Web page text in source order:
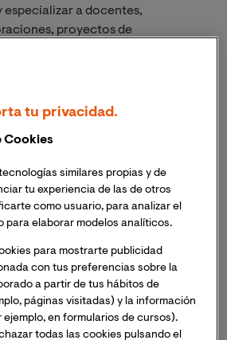
especializar a docentes,
proyectos de
destinadas a fomentar,
labor de los educadores y la
como ‘Enseñamos a leer’,
Fundación “la Caixa”,
permanente con la comunidad
tener un conocimiento directo
e inquietudes del sector. Un
los programas y títulos del
de estudio. Una vinculación
que nuestros títulos estén
con la realidad que van a
en las aulas, y que facilita las
tu privacidad.
Cookies
similares propias y de
tu experiencia de las de otros
como usuario, para analizar el
para elaborar modelos analíticos.
para mostrarte publicidad
con tus preferencias sobre la
a partir de tus hábitos de
páginas visitadas) y la información
en formularios de cursos).
todas las cookies pulsando el